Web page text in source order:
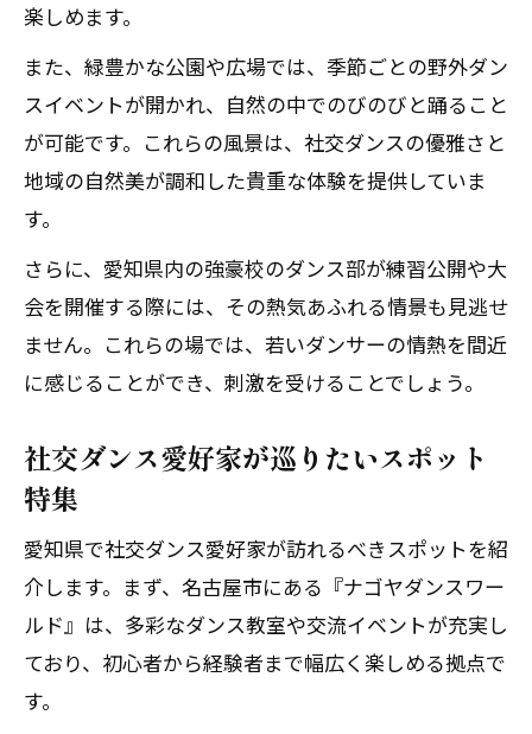
験提案
ダンス文化と聖地巡礼の効率的な楽しみ
方
社交ダンス愛好家におすすめの巡礼ルー
ト
力
現地で味わう社交ダンス文化の奥深さ
週末におすすめな社交ダンス情景発見術
週末に巡るべき社交ダンス情景の選び方
愛好家が実践する社交ダンス情景発見法
社交ダンス情景を効率よく楽しむコツ
ダンス情景の中で見つける新たな仲間とロマ
ン
社交ダンスで広がる仲間との出会い方
楽しめます。
また、緑豊かな公園や広場では、季節ごとの野外ダン
スイベントが開かれ、自然の中でのびのびと踊ること
が可能です。これらの風景は、社交ダンスの優雅さと
地域の自然美が調和した貴重な体験を提供していま
す。
さらに、愛知県内の強豪校のダンス部が練習公開や大
会を開催する際には、その熱気あふれる情景も見逃せ
ません。これらの場では、若いダンサーの情熱を間近
に感じることができ、刺激を受けることでしょう。
社交ダンス愛好家が巡りたいスポット
特集
愛知県で社交ダンス愛好家が訪れるべきスポットを紹
介します。まず、名古屋市にある『ナゴヤダンスワー
ルド』は、多彩なダンス教室や交流イベントが充実し
ており、初心者から経験者まで幅広く楽しめる拠点で
す。